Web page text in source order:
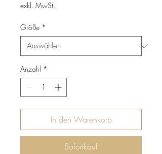
exkl. MwSt.
Größe *
Anzahl *
In den Warenkorb
Sofortkauf